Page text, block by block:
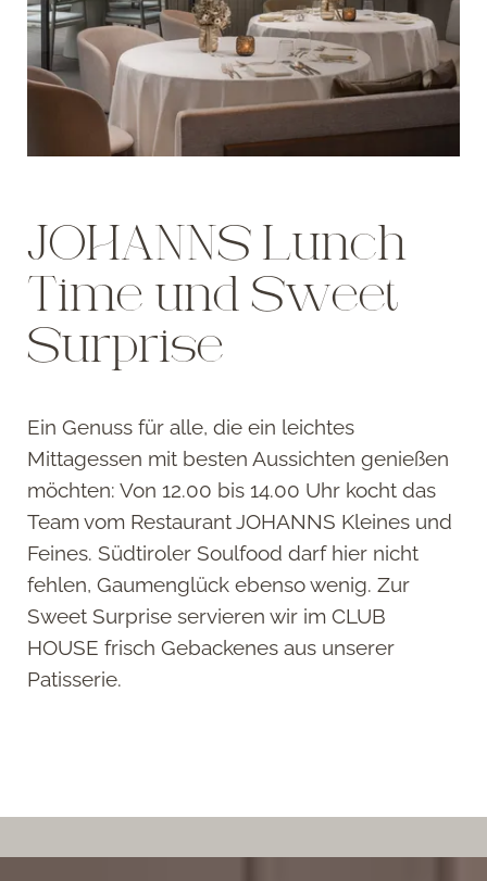
JOHANNS Lunch
Time und Sweet
Surprise
Ein Genuss für alle, die ein leichtes
Mittagessen mit besten Aussichten genießen
möchten: Von 12.00 bis 14.00 Uhr kocht das
Team vom Restaurant JOHANNS Kleines und
Feines. Südtiroler Soulfood darf hier nicht
fehlen, Gaumenglück ebenso wenig. Zur
Sweet Surprise servieren wir im CLUB
HOUSE frisch Gebackenes aus unserer
Patisserie.